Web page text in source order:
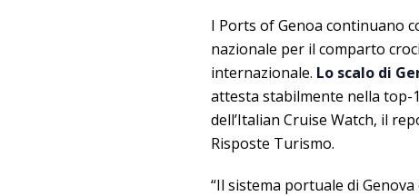
I Ports of Genoa continuano
nazionale per il comparto
internazionale. Lo scalo di
attesta stabilmente nella top-
dell’Italian Cruise Watch, il
Risposte Turismo.
“Il sistema portuale di